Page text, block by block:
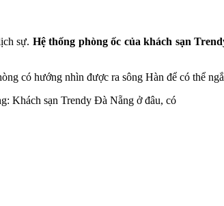
sự. Hệ thống phòng ốc của khách sạn
có hướng nhìn được ra sông Hàn để có thể